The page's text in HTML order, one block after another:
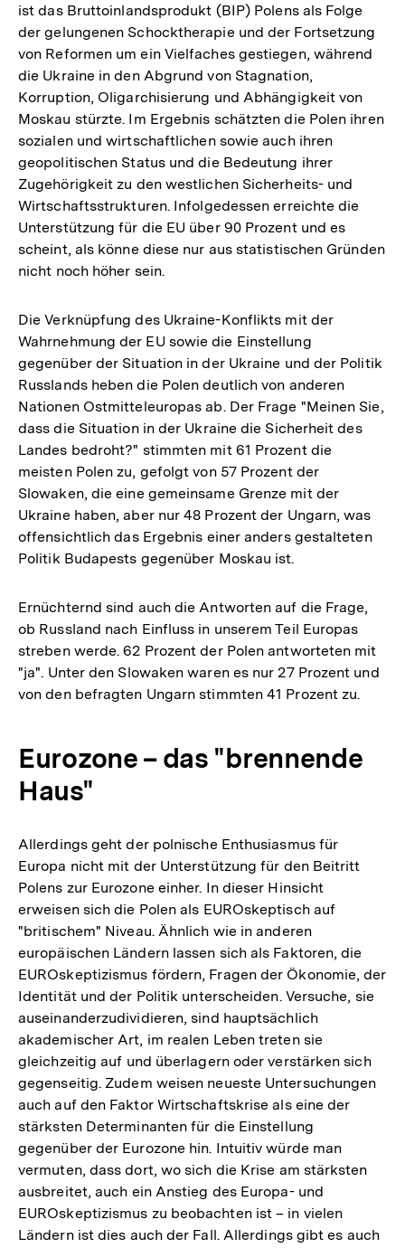
ist das Bruttoinlandsprodukt (BIP) Polens als Folge
der gelungenen Schocktherapie und der Fortsetzung
von Reformen um ein Vielfaches gestiegen, während
die Ukraine in den Abgrund von Stagnation,
Korruption, Oligarchisierung und Abhängigkeit von
Moskau stürzte. Im Ergebnis schätzten die Polen ihren
sozialen und wirtschaftlichen sowie auch ihren
geopolitischen Status und die Bedeutung ihrer
Zugehörigkeit zu den westlichen Sicherheits- und
Wirtschaftsstrukturen. Infolgedessen erreichte die
Unterstützung für die EU über 90 Prozent und es
scheint, als könne diese nur aus statistischen Gründen
nicht noch höher sein.
Die Verknüpfung des Ukraine-Konflikts mit der
Wahrnehmung der EU sowie die Einstellung
gegenüber der Situation in der Ukraine und der Politik
Russlands heben die Polen deutlich von anderen
Nationen Ostmitteleuropas ab. Der Frage "Meinen Sie,
dass die Situation in der Ukraine die Sicherheit des
Landes bedroht?" stimmten mit 61 Prozent die
meisten Polen zu, gefolgt von 57 Prozent der
Slowaken, die eine gemeinsame Grenze mit der
Ukraine haben, aber nur 48 Prozent der Ungarn, was
offensichtlich das Ergebnis einer anders gestalteten
Politik Budapests gegenüber Moskau ist.
Ernüchternd sind auch die Antworten auf die Frage,
ob Russland nach Einfluss in unserem Teil Europas
streben werde. 62 Prozent der Polen antworteten mit
"ja". Unter den Slowaken waren es nur 27 Prozent und
von den befragten Ungarn stimmten 41 Prozent zu.
Eurozone – das "brennende
Haus"
Allerdings geht der polnische Enthusiasmus für
Europa nicht mit der Unterstützung für den Beitritt
Polens zur Eurozone einher. In dieser Hinsicht
erweisen sich die Polen als EUROskeptisch auf
"britischem" Niveau. Ähnlich wie in anderen
europäischen Ländern lassen sich als Faktoren, die
EUROskeptizismus fördern, Fragen der Ökonomie, der
Identität und der Politik unterscheiden. Versuche, sie
auseinanderzudividieren, sind hauptsächlich
akademischer Art, im realen Leben treten sie
gleichzeitig auf und überlagern oder verstärken sich
gegenseitig. Zudem weisen neueste Untersuchungen
auch auf den Faktor Wirtschaftskrise als eine der
stärksten Determinanten für die Einstellung
gegenüber der Eurozone hin. Intuitiv würde man
vermuten, dass dort, wo sich die Krise am stärksten
ausbreitet, auch ein Anstieg des Europa- und
EUROskeptizismus zu beobachten ist – in vielen
Ländern ist dies auch der Fall. Allerdings gibt es auch